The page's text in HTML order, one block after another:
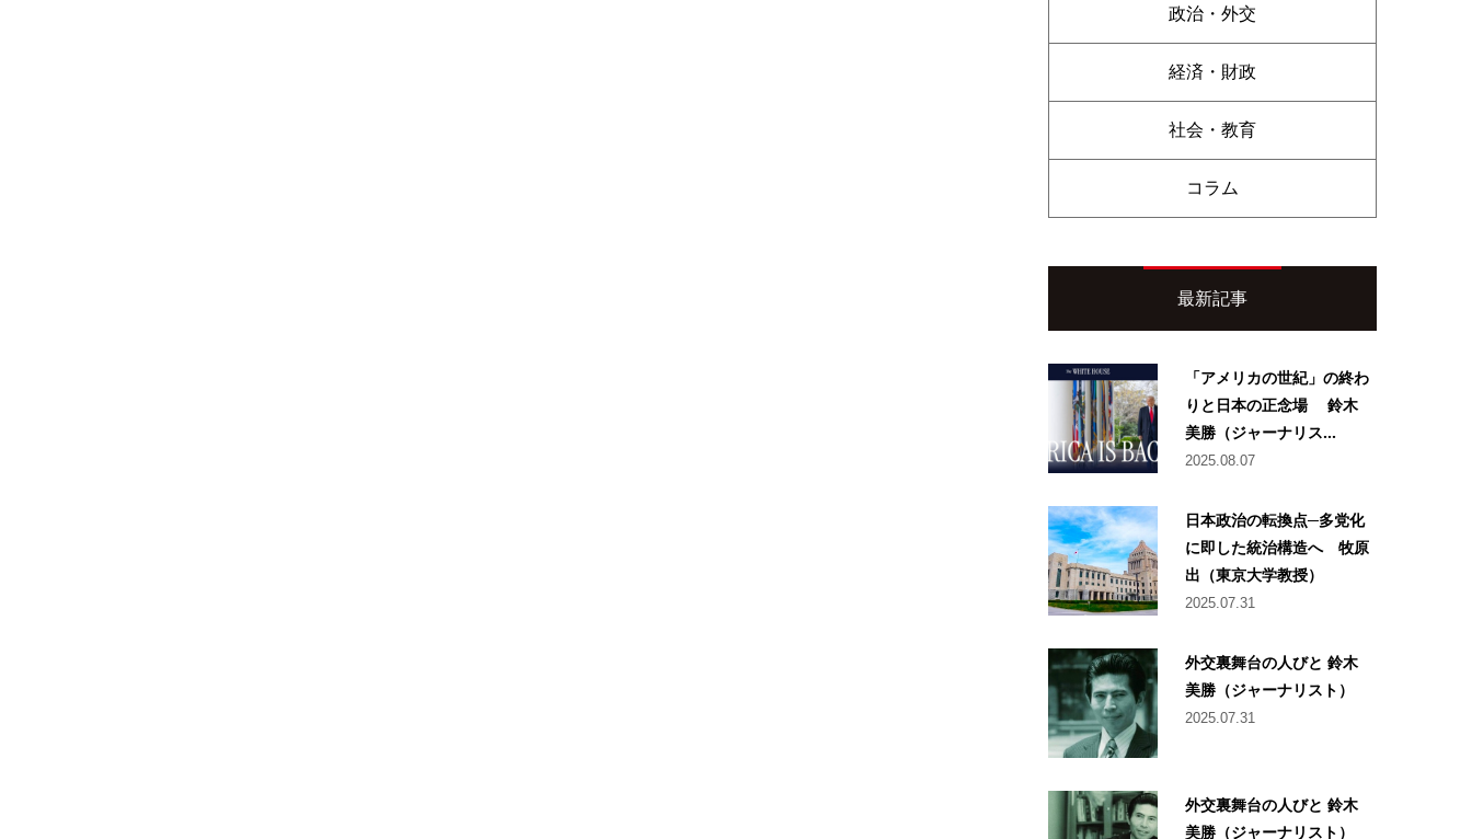
政治・外交
経済・財政
社会・教育
コラム
最新記事
「アメリカの世紀」の終わ
りと日本の正念場 鈴木
美勝（ジャーナリス...
2025.08.07
日本政治の転換点─多党化
に即した統治構造へ 牧原
出（東京大学教授）
2025.07.31
外交裏舞台の人びと 鈴木
美勝（ジャーナリスト）
2025.07.31
外交裏舞台の人びと 鈴木
美勝（ジャーナリスト）